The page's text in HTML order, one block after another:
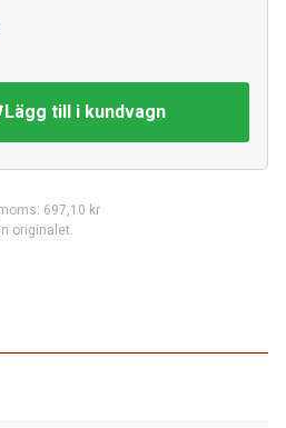
Lägg till i kundvagn
697,10 kr
originalet.